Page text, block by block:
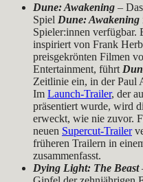
Dune: Awakening –
Spiel Dune: Awakening
Spieler:innen
inspiriert von Frank
preisgekrönten Filmen
Entertainment, führt
Zeitlinie ein, in der Paul
Im Launch-Trailer, der
präsentiert wurde, wird
erweckt, wie nie zuvor.
neuen Supercut-Trailer
früheren Trailern in
zusammenfasst.
Dying Light: The Beast